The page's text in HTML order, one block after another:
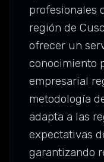
profesionales
región de
ofrecer un
conocimiento
empresarial
metodología
adapta a las
expectativas
garantizando